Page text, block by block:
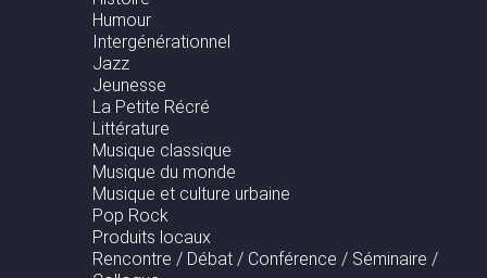
Humour
Intergénérationnel
Jazz
Jeunesse
La Petite Récré
Littérature
Musique classique
Musique du monde
Musique et culture urbaine
Pop Rock
Produits locaux
Rencontre / Débat / Conférence / Séminaire /